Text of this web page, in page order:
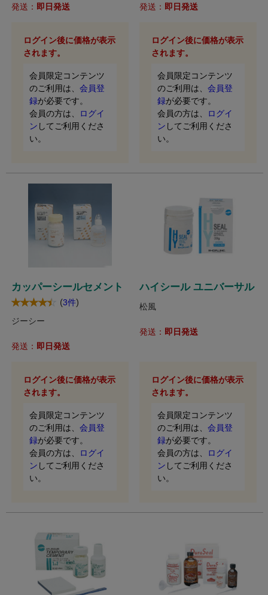
に優れたペーストタイプ
発送： 即日発送
ログイン後に価格が表示
されます。
会員限定コンテンツ
のご利用は、 会員登
録が必要です。
会員の方は、
ログイ
ン してご利用くださ
い。
しています！ 流動性に優れた
発送： 即日発送
ログイン後に価格が表示
されます。
会員限定コンテンツ
のご利用は、 会員登
録が必要です。
会員の方は、
ログイ
ン してご利用くださ
い。
カッパーシールセメント
(3件)
ジーシー
発送： 即日発送
ログイン後に価格が表示
されます。
会員限定コンテンツ
のご利用は、 会員登
録が必要です。
会員の方は、
ログイ
ン してご利用くださ
い。
ハイシール ユニバーサル
松風
発送： 即日発送
ログイン後に価格が表示
されます。
会員限定コンテンツ
のご利用は、 会員登
録が必要です。
会員の方は、
ログイ
ン してご利用くださ
い。